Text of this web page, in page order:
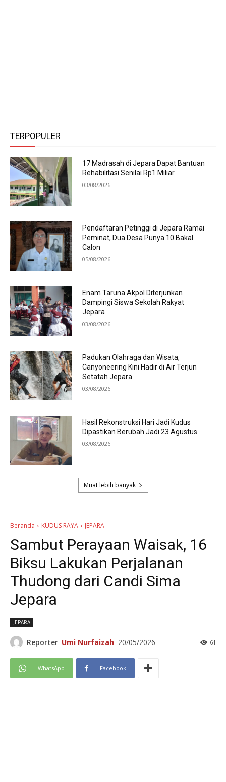
TERPOPULER
17 Madrasah di Jepara Dapat Bantuan
Rehabilitasi Senilai Rp1 Miliar
03/08/2026
Pendaftaran Petinggi di Jepara Ramai
Peminat, Dua Desa Punya 10 Bakal
Calon
05/08/2026
Enam Taruna Akpol Diterjunkan
Dampingi Siswa Sekolah Rakyat
Jepara
03/08/2026
Padukan Olahraga dan Wisata,
Canyoneering Kini Hadir di Air Terjun
Setatah Jepara
03/08/2026
Hasil Rekonstruksi Hari Jadi Kudus
Dipastikan Berubah Jadi 23 Agustus
03/08/2026
Muat lebih banyak